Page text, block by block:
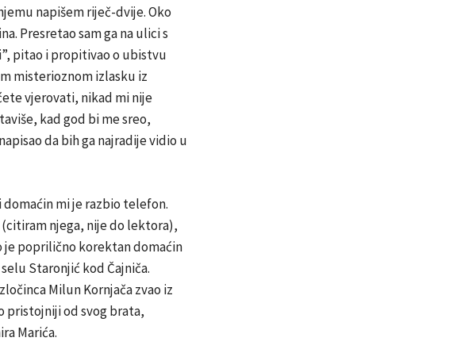
napišem riječ-dvije. Oko
Presretao sam ga na ulici s
pitao i propitivao o ubistvu
misterioznom izlasku iz
vjerovati, nikad mi nije
kad god bi me sreo,
da bih ga najradije vidio u
mi je razbio telefon.
njega, nije do lektora),
je poprilično korektan domaćin
Staronjić kod Čajniča.
Milun Kornjača zvao iz
pristojniji od svog brata,
Marića.